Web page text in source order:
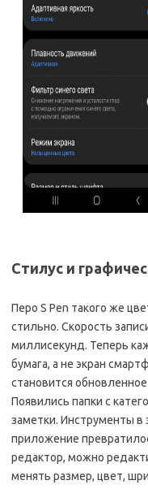
Стилус и
Перо S Pen такого же
стильно. Скорость
миллисекунд. Теперь
бумага, а не экран
становится
Появились папки с
заметки. Инструменты в
приложение
редактор, можно
менять размер, цвет,